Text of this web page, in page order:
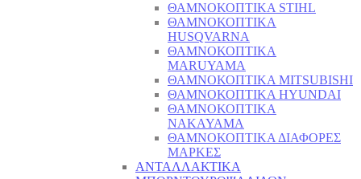
ΘΑΜΝΟΚΟΠΤΙΚΑ STIHL
ΘΑΜΝΟΚΟΠΤΙΚΑ
HUSQVARNA
ΘΑΜΝΟΚΟΠΤΙΚΑ
MARUYAMA
ΘΑΜΝΟΚΟΠΤΙΚΑ MITSUBISHI
ΘΑΜΝΟΚΟΠΤΙΚΑ HYUNDAI
ΘΑΜΝΟΚΟΠΤΙΚΑ
NAKAYAMA
ΘΑΜΝΟΚΟΠΤΙΚΑ ΔΙΑΦΟΡΕΣ
ΜΑΡΚΕΣ
ΑΝΤΑΛΛΑΚΤΙΚΑ